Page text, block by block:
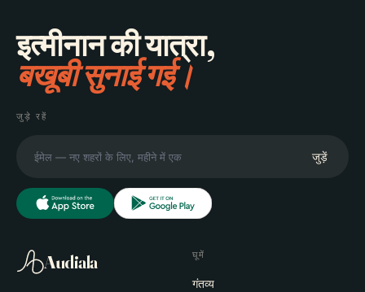
इत्मीनान की यात्रा,
बखूबी सुनाई गई।
जुड़े रहें
जुड़ें
Audiala घूमें
गंतव्य